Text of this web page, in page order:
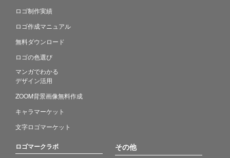
ロゴ制作実績
ロゴ作成マニュアル
無料ダウンロード
ロゴの色選び
マンガでわかる
デザイン活用
ZOOM背景画像無料作成
キャラマーケット
文字ロゴマーケット
ロゴマークラボ その他